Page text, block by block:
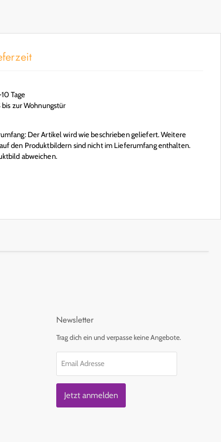
Tage
zur Wohnungstür
Der Artikel wird wie beschrieben geliefert. Weitere
den Produktbildern sind nicht im Lieferumfang enthalten.
abweichen.
Newsletter
Trag dich ein und verpasse keine Angebote.
Email Adresse
Jetzt anmelden